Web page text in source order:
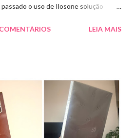
o uso de Ilosone solução
O Ilosone é um antibiótico
uso a noite). Informação do
SOLUÇÃO (eritromicina) é um
produzido por uma cepa de
É básico e forma rapidamente sais
LEIA MAIS